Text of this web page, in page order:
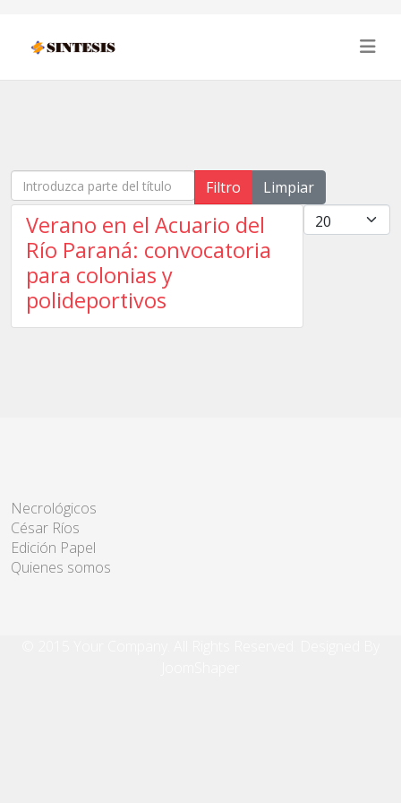
Introduzca parte del título Filtro
Limpiar
Cantidad
Verano en el Acuario del
Río Paraná: convocatoria
para colonias y
polideportivos
Necrológicos
César Ríos
Edición Papel
Quienes somos